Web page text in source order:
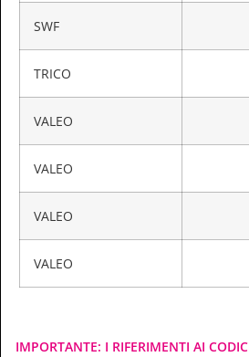
SWF
TRICO
VALEO
VALEO
VALEO
VALEO
IMPORTANTE: I RIFERIMENTI AI